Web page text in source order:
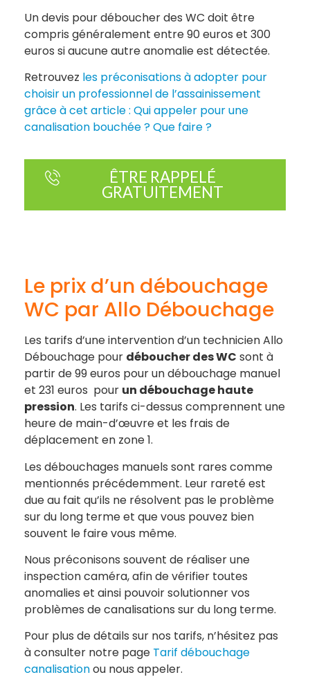
Un devis pour déboucher des WC doit être
compris généralement entre 90 euros et 300
euros si aucune autre anomalie est détectée.
Retrouvez les préconisations à adopter pour
choisir un professionnel de l’assainissement
grâce à cet article : Qui appeler pour une
canalisation bouchée ? Que faire ?
ÊTRE RAPPELÉ
GRATUITEMENT
Le prix d’un débouchage
WC par Allo Débouchage
Les tarifs d’une intervention d’un technicien Allo
Débouchage pour déboucher des WC sont à
partir de 99 euros pour un débouchage manuel
et 231 euros pour un débouchage haute
pression. Les tarifs ci-dessus comprennent une
heure de main-d’œuvre et les frais de
déplacement en zone 1.
Les débouchages manuels sont rares comme
mentionnés précédemment. Leur rareté est
due au fait qu’ils ne résolvent pas le problème
sur du long terme et que vous pouvez bien
souvent le faire vous même.
Nous préconisons souvent de réaliser une
inspection caméra, afin de vérifier toutes
anomalies et ainsi pouvoir solutionner vos
problèmes de canalisations sur du long terme.
Pour plus de détails sur nos tarifs, n’hésitez pas
à consulter notre page Tarif débouchage
canalisationou nous appeler.